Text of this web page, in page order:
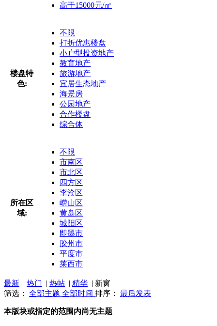
高于15000元/㎡
楼盘特
色:
不限
打折优惠楼盘
小户型投资地产
教育地产
旅游地产
宜居生态地产
海景房
公园地产
合作楼盘
综合体
所在区
域:
不限
市南区
市北区
四方区
李沧区
崂山区
黄岛区
城阳区
即墨市
胶州市
平度市
莱西市
最新 | 热门 | 热帖 | 精华 | 新窗
筛选： 全部主题 全部时间 排序： 最后发表
本版块或指定的范围内尚无主题